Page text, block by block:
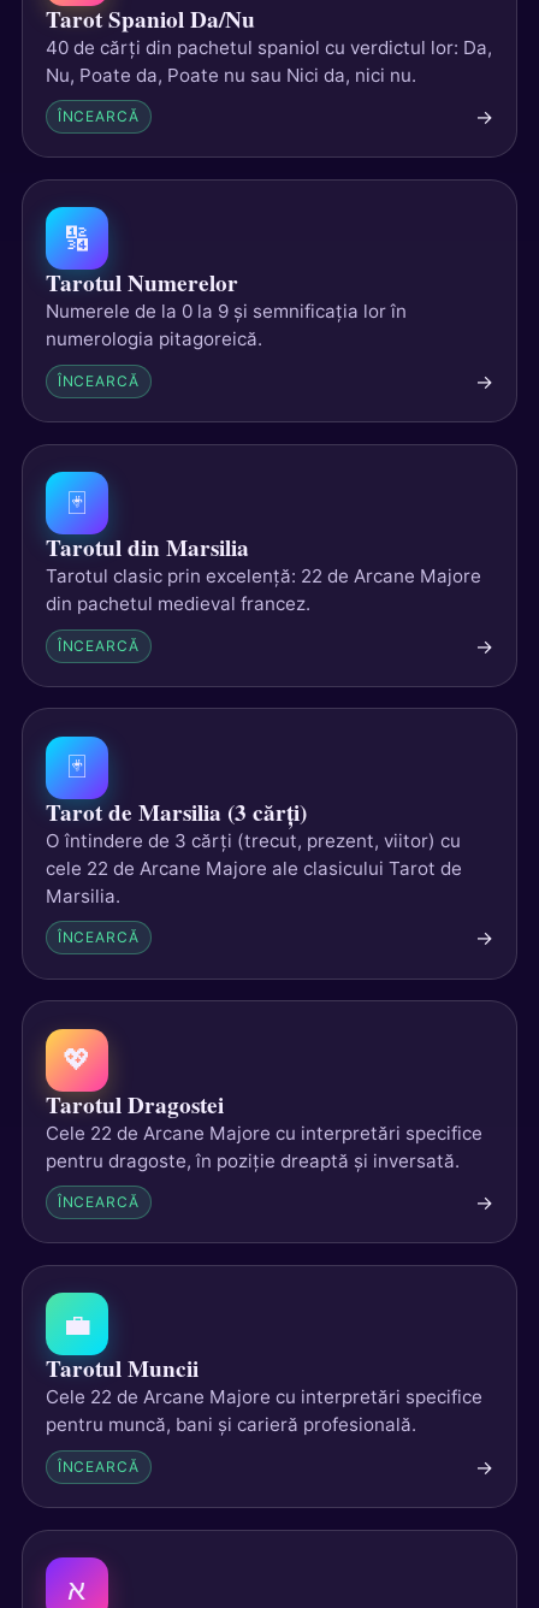
Tarot Spaniol Da/Nu
40 de cărți din pachetul spaniol cu verdictul lor: Da,
Nu, Poate da, Poate nu sau Nici da, nici nu.
ÎNCEARCĂ →
🔢
Tarotul Numerelor
Numerele de la 0 la 9 și semnificația lor în
numerologia pitagoreică.
ÎNCEARCĂ →
🃏
Tarotul din Marsilia
Tarotul clasic prin excelență: 22 de Arcane Majore
din pachetul medieval francez.
ÎNCEARCĂ →
🃏
Tarot de Marsilia (3 cărți)
O întindere de 3 cărți (trecut, prezent, viitor) cu
cele 22 de Arcane Majore ale clasicului Tarot de
Marsilia.
ÎNCEARCĂ →
💖
Tarotul Dragostei
Cele 22 de Arcane Majore cu interpretări specifice
pentru dragoste, în poziție dreaptă și inversată.
ÎNCEARCĂ →
💼
Tarotul Muncii
Cele 22 de Arcane Majore cu interpretări specifice
pentru muncă, bani și carieră profesională.
ÎNCEARCĂ →
א